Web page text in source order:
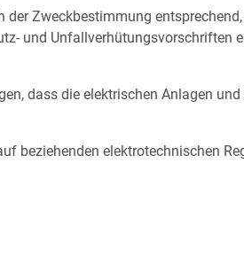
Zweckbestimmung
und Unfallverhütungsvorschriften
dass die elektrischen Anlagen
beziehenden elektrotechnischen